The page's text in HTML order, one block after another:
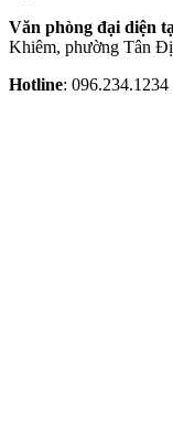
Văn phòng đại diện
Khiêm, phường Tân
Hotline: